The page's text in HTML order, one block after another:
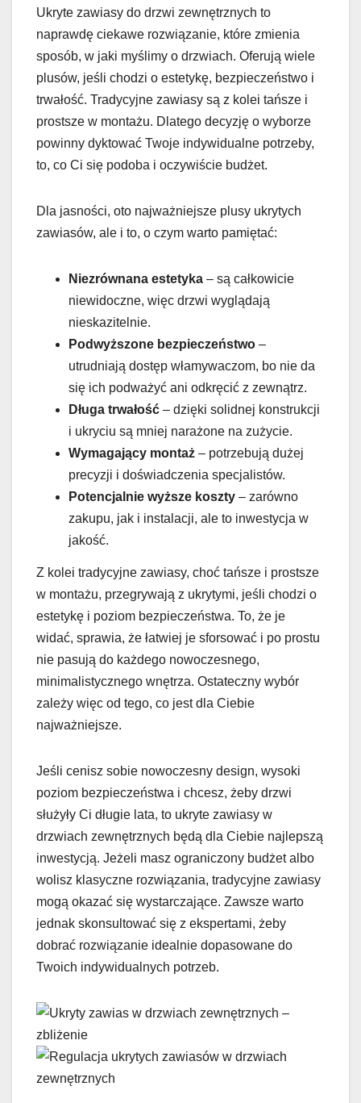
Ukryte zawiasy do drzwi zewnętrznych to
naprawdę ciekawe rozwiązanie, które zmienia
sposób, w jaki myślimy o drzwiach. Oferują wiele
plusów, jeśli chodzi o estetykę, bezpieczeństwo i
trwałość. Tradycyjne zawiasy są z kolei tańsze i
prostsze w montażu. Dlatego decyzję o wyborze
powinny dyktować Twoje indywidualne potrzeby,
to, co Ci się podoba i oczywiście budżet.
Dla jasności, oto najważniejsze plusy ukrytych
zawiasów, ale i to, o czym warto pamiętać:
Niezrównana estetyka – są całkowicie
niewidoczne, więc drzwi wyglądają
nieskazitelnie.
Podwyższone bezpieczeństwo –
utrudniają dostęp włamywaczom, bo nie da
się ich podważyć ani odkręcić z zewnątrz.
Długa trwałość – dzięki solidnej konstrukcji
i ukryciu są mniej narażone na zużycie.
Wymagający montaż – potrzebują dużej
precyzji i doświadczenia specjalistów.
Potencjalnie wyższe koszty – zarówno
zakupu, jak i instalacji, ale to inwestycja w
jakość.
Z kolei tradycyjne zawiasy, choć tańsze i prostsze
w montażu, przegrywają z ukrytymi, jeśli chodzi o
estetykę i poziom bezpieczeństwa. To, że je
widać, sprawia, że łatwiej je sforsować i po prostu
nie pasują do każdego nowoczesnego,
minimalistycznego wnętrza. Ostateczny wybór
zależy więc od tego, co jest dla Ciebie
najważniejsze.
Jeśli cenisz sobie nowoczesny design, wysoki
poziom bezpieczeństwa i chcesz, żeby drzwi
służyły Ci długie lata, to ukryte zawiasy w
drzwiach zewnętrznych będą dla Ciebie najlepszą
inwestycją. Jeżeli masz ograniczony budżet albo
wolisz klasyczne rozwiązania, tradycyjne zawiasy
mogą okazać się wystarczające. Zawsze warto
jednak skonsultować się z ekspertami, żeby
dobrać rozwiązanie idealnie dopasowane do
Twoich indywidualnych potrzeb.